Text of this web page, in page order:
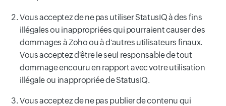
Vous acceptez de ne pas utiliser StatusIQ à des fins
illégales ou inappropriées qui pourraient causer des
dommages à Zoho ou à d'autres utilisateurs finaux.
Vous acceptez d'être le seul responsable de tout
dommage encouru en rapport avec votre utilisation
illégale ou inappropriée de StatusIQ.
Vous acceptez de ne pas publier de contenu qui